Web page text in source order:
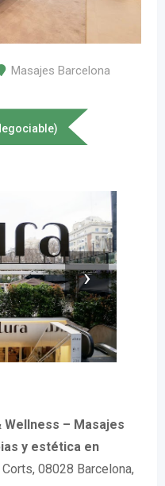
Masajes Barcelona
›
– Masajes
y estética en
08028 Barcelona,